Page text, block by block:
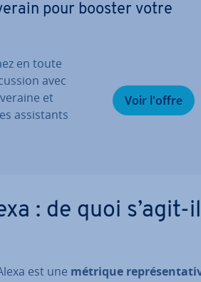
pour booster votre
en toute
avec
et
as­sis­tants
Voir l'offre
: de quoi s’agit-il
est une métrique